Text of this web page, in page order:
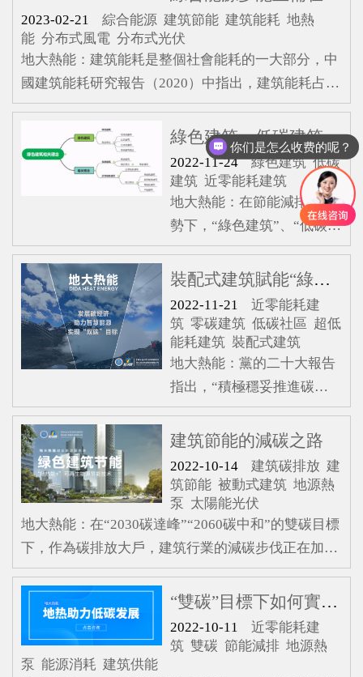
節能建筑。零碳建筑節能效
果顯著，是節能理念的最佳
體現。世界首個零碳社區
——英國貝丁頓社區貝丁頓
(BedZED)零碳社區位于英國
倫敦西南的薩頓鎮，由英國
著名生態建筑師比爾·鄧斯特
(Bill Dunster)設計。占地
1.65公頃，包括82套公寓和
2500m2的辦公和商住面積，
是世界上第一個完整
2023-02-21 綜合能源 建筑節能 建筑能耗 地熱
能 分布式風電 分布式光伏
地大熱能：建筑能耗是整個社會能耗的一大部分，中
國建筑能耗研究報告（2020）中指出，建筑能耗占全
國總能耗的17%～21%，考慮建筑整個生命周期過
程，建筑能耗占比將高達46.5%。以往受限于建筑供
能單一，用能結構不合理，能源利用率低，能量消耗
嚴重。將綠色能源作為能量供給源大量引入建筑用能
領域，是實現低碳、零碳建筑的重要途徑。對建筑用
能實現多能互補，將傳統能源和清潔能源統一調控，
逐步減少傳統能源的使用
綠色建筑、低碳建筑、近零能耗建筑……這些概念你知道嗎？
2022-11-24綠色建筑 低碳
建筑 近零能耗建筑
地大熱能：在節能減排大趨
勢下，“綠色建筑”、“低碳建
筑”、“近零能耗建筑”等諸多
建筑理念被提出。對于這些
新出現的建筑名詞，很多人
搞不懂其中含義與區別，甚
至連建筑和能源領域的一些
從業者也容易產生混淆。那
么，如何正確認識這些綠色
建筑理念？地大熱能帶你一
探究竟。綠色建筑綠色建筑
是由關注保護環境而提出，
其指的是在全壽命期內，節
約資源、保護環境、減少污
染，為人們提供健康、適
用、高效的使用空間，最
裝配式建筑賦能“綠色建筑”助力“雙碳”目標
2022-11-21近零能耗建
筑 零碳建筑 低碳社區 超低
能耗建筑 裝配式建筑
地大熱能：黨的二十大報告
指出，“積極穩妥推進碳達
峰碳中和”“有計劃分步驟實
施碳達峰行動”。這是中央
對我國“雙碳”的最新戰略部
署，為各個行業持續推進減
碳、實現綠色高質量發展提
振信心、指明方向。作
為“碳排放”大戶，房地產建
筑行業占全國碳排放的比重
達到一半。實現“雙碳”目
標，房地產建筑領域是至關
重要的一環，而裝配式建筑
建筑節能的減碳之路
2022-10-14建筑碳排放 建
筑節能 被動式建筑 地源熱
泵
太陽能光伏
地大熱能：在“2030碳達峰”“2060碳中和”的雙碳目標
下，作為碳排放大戶，建筑行業的減碳步伐正在加
速，到2025年，城鎮新建建筑全面執行綠色建筑標
準。推動建筑節能減排，不僅需要依靠科技支撐，更
要從一棟建筑的設計、施工、運營、翻新維護、拆除
的全生命周期進行全方位減碳。在此過程中，建筑哪
一階段的碳排放量最高？面對“低碳”機遇，房地產及
“雙碳”目標下如何實現近零能耗建筑的節能
2022-10-11近零能耗建
筑 雙碳 節能減排 地源熱
泵 能源消耗 建筑供能
你们是怎么收费的呢？